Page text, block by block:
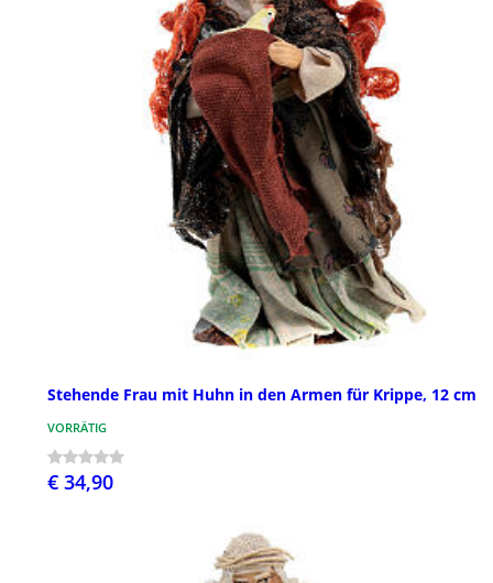
Stehende Frau mit Huhn in den Armen für Krippe, 12 cm
VORRÄTIG
€ 34,90